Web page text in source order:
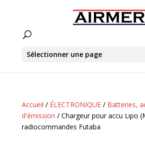
Sélectionner une page
Accueil / ÉLECTRONIQUE/ Batteries,
d'émission / Chargeur pour accu Lipo
radiocommandes Futaba